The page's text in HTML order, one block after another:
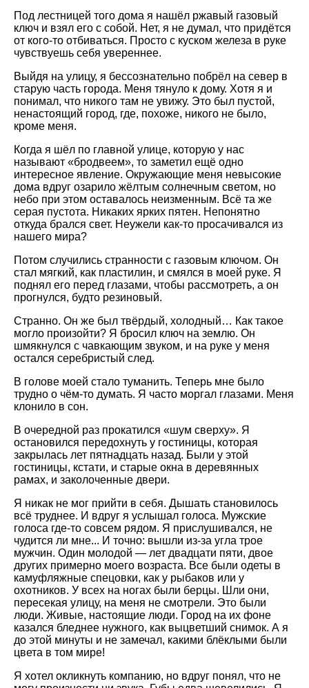
Под лестницей того дома я нашёл ржавый газовый
ключ и взял его с собой. Нет, я не думал, что придётся
от кого-то отбиваться. Просто с куском железа в руке
чувствуешь себя увереннее.
Выйдя на улицу, я бессознательно побрёл на север в
старую часть города. Меня тянуло к дому. Хотя я и
понимал, что никого там не увижу. Это был пустой,
ненастоящий город, где, похоже, никого не было,
кроме меня.
Когда я шёл по главной улице, которую у нас
называют «бродвеем», то заметил ещё одно
интересное явление. Окружающие меня невысокие
дома вдруг озарило жёлтым солнечным светом, но
небо при этом оставалось неизменным. Всё та же
серая пустота. Никаких ярких пятен. Непонятно
откуда брался свет. Неужели как-то просачивался из
нашего мира?
Потом случились странности с газовым ключом. Он
стал мягкий, как пластилин, и смялся в моей руке. Я
поднял его перед глазами, чтобы рассмотреть, а он
прогнулся, будто резиновый.
Странно. Он же был твёрдый, холодный… Как такое
могло произойти? Я бросил ключ на землю. Он
шмякнулся с чавкающим звуком, и на руке у меня
остался серебристый след.
В голове моей стало туманить. Теперь мне было
трудно о чём-то думать. Я часто моргал глазами. Меня
клонило в сон.
В очередной раз прокатился «шум сверху». Я
остановился передохнуть у гостиницы, которая
закрылась лет пятнадцать назад. Были у этой
гостиницы, кстати, и старые окна в деревянных
рамах, и заколоченные двери.
Я никак не мог прийти в себя. Дышать становилось
всё труднее. И вдруг я услышал голоса. Мужские
голоса где-то совсем рядом. Я прислушивался, не
чудится ли мне... И точно: вышли из-за угла трое
мужчин. Один молодой — лет двадцати пяти, двое
других примерно моего возраста. Все были одеты в
камуфляжные спецовки, как у рыбаков или у
охотников. У всех на ногах были берцы. Шли они,
пересекая улицу, на меня не смотрели. Это были
люди. Живые, настоящие люди. Город на их фоне
казался бледнее нужного, как выцветший снимок. А я
до этой минуты и не замечал, какими блёклыми были
цвета в том мире!
Я хотел окликнуть компанию, но вдруг понял, что не